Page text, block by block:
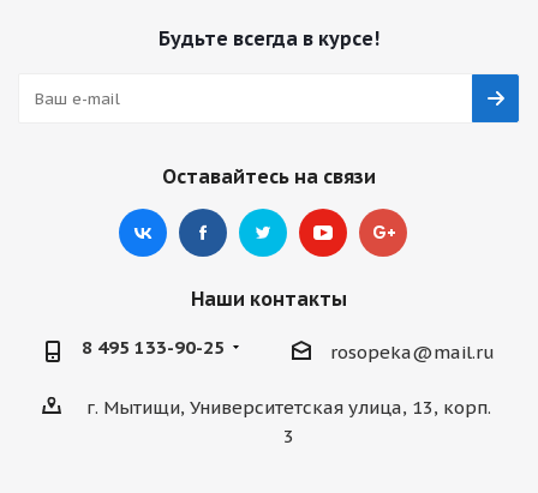
Будьте всегда в курсе!
Оставайтесь на связи
Наши контакты
8 495 133-90-25 rosopeka@mail.ru
г. Мытищи, Университетская улица, 13, корп.
3